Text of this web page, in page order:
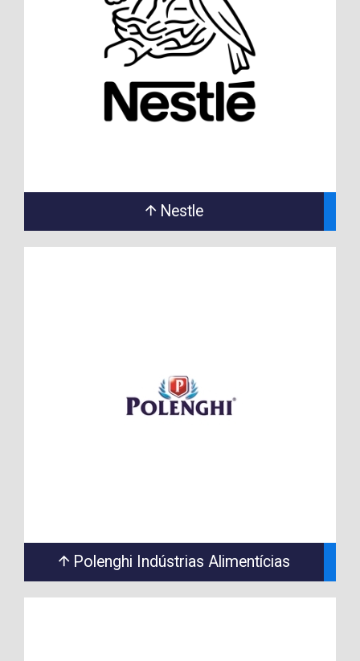
Nestle
Polenghi Indústrias Alimentícias